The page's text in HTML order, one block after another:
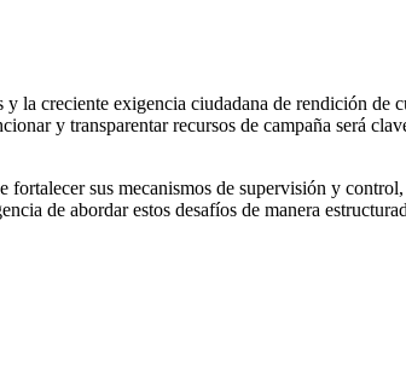
creciente exigencia ciudadana de rendición de
y transparentar recursos de campaña será
sus mecanismos de supervisión y
de abordar estos desafíos de manera